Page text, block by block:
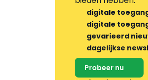
digitale
digitale
gevarieerd
dagelijkse
Probeer nu